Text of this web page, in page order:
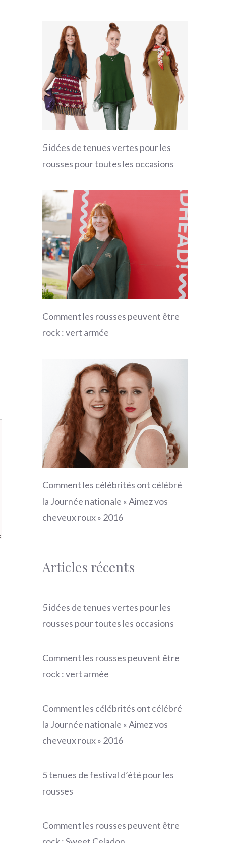
5 idées de tenues vertes pour les
rousses pour toutes les occasions
Comment les rousses peuvent être
rock : vert armée
Comment les célébrités ont célébré
la Journée nationale « Aimez vos
cheveux roux » 2016
Articles récents
5 idées de tenues vertes pour les
rousses pour toutes les occasions
Comment les rousses peuvent être
rock : vert armée
Comment les célébrités ont célébré
la Journée nationale « Aimez vos
cheveux roux » 2016
5 tenues de festival d’été pour les
rousses
Comment les rousses peuvent être